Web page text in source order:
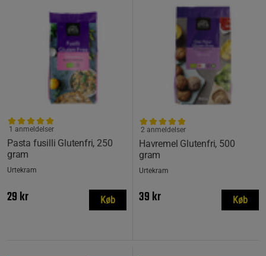
Pasta fusilli Glutenfri, 250
gram
1 anmeldelser
Urtekram
29 kr Køb
Havremel Glutenfri, 500
gram
2 anmeldelser
Urtekram
39 kr Køb